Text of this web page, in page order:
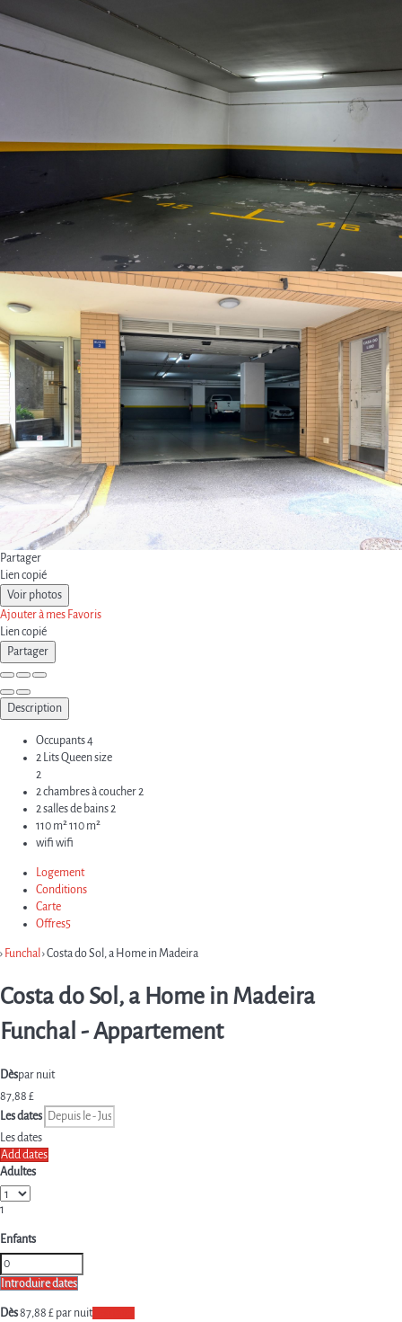
Partager
Lien copié
Voir photos
Ajouter à mes Favoris
Lien copié
Partager
Description
Occupants4
2 Lits Queen size
2
2 chambres à coucher2
2 salles de bains2
110 m²110 m²
wifi wifi
Logement
Conditions
Carte
Offres5
› Funchal › Costa do Sol, a Home in Madeira
Costa do Sol, a Home in Madeira
Funchal -Appartement
Dèspar nuit
87, 88 £
Les dates
Les dates
Add dates
Adultes
1
Enfants
Introduire dates
Dès87, 88 £ par nuit